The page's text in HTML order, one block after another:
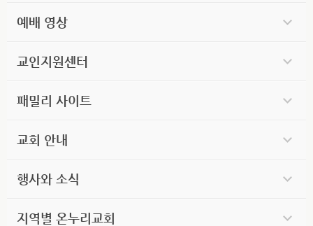
예배 영상
교인지원센터
패밀리 사이트
교회 안내
행사와 소식
지역별 온누리교회